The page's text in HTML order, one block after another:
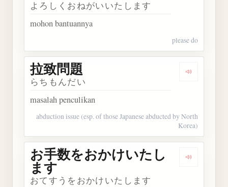
よろしくおねがいいたします
mohon bantuannya
please do
Dengarkan
拉致問題
らちもんだい
masalah penculikan
abduction issue (esp. of those Japanese abducted by North
Korea)
お手数をおかけいたし
ます
おてすうをおかけいたします